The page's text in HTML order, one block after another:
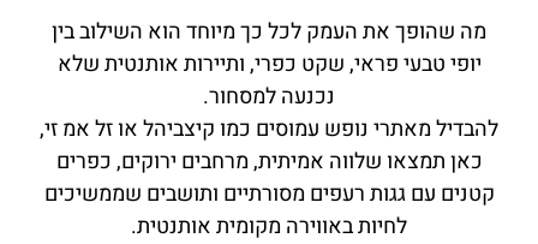
מה שהופך את העמק לכל כך מיוחד הוא השילוב בין
יופי טבעי פראי, שקט כפרי, ותיירות אותנטית שלא
נכנעה למסחור.
להבדיל מאתרי נופש עמוסים כמו קיצביהל או זל אמ זי,
כאן תמצאו שלווה אמיתית, מרחבים ירוקים, כפרים
קטנים עם גגות רעפים מסורתיים ותושבים שממשיכים
לחיות באווירה מקומית אותנטית.